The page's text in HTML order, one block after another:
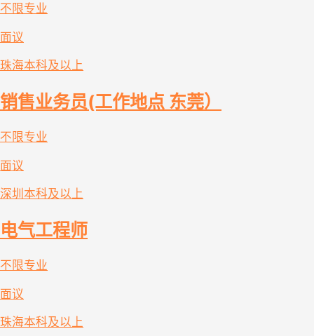
不限专业
面议
珠海本科及以上
销售业务员(工作地点 东莞）
不限专业
面议
深圳 本科及以上
电气工程师
不限专业
面议
珠海本科及以上